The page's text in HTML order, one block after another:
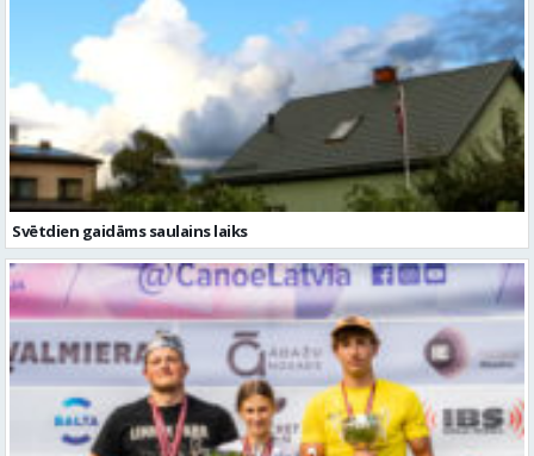
Svētdien gaidāms saulains laiks